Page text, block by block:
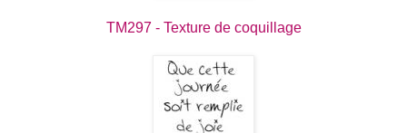
TM297 - Texture de coquillage